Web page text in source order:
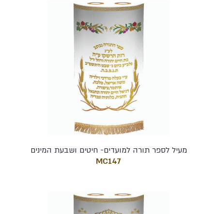
מעיל לספר תורה למועדים- חיטים ושבעת המינים
MC147